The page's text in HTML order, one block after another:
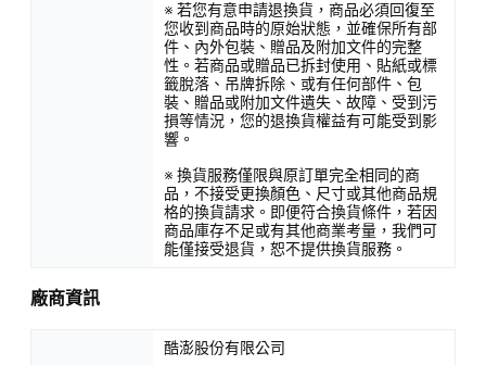
※ 若您有意申請退換貨，商品必須回復至
您收到商品時的原始狀態，並確保所有部
件、內外包裝、贈品及附加文件的完整
性。若商品或贈品已拆封使用、貼紙或標
籤脫落、吊牌拆除、或有任何部件、包
裝、贈品或附加文件遺失、故障、受到污
損等情況，您的退換貨權益有可能受到影
響。
※ 換貨服務僅限與原訂單完全相同的商
品，不接受更換顏色、尺寸或其他商品規
格的換貨請求。即便符合換貨條件，若因
商品庫存不足或有其他商業考量，我們可
能僅接受退貨，恕不提供換貨服務。
廠商資訊
酷澎股份有限公司